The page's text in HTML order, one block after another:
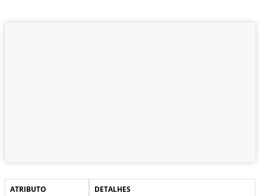
ATRIBUTO DETALHES